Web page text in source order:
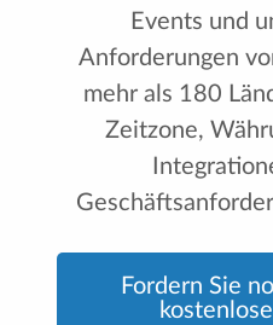
Events und
Anforderungen
mehr als 180
Zeitzone,
Fordern Sie